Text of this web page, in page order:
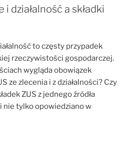
działalność a składki
to częsty przypadek
rzeczywistości gospodarczej.
wygląda obowiązek
ze zlecenia i z działalności? Czy
ZUS z jednego źródła
nie tylko opowiedziano w